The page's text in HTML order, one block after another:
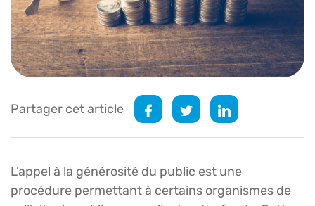
Partager cet article
L’appel à la générosité du public est une
procédure permettant à certains organismes de